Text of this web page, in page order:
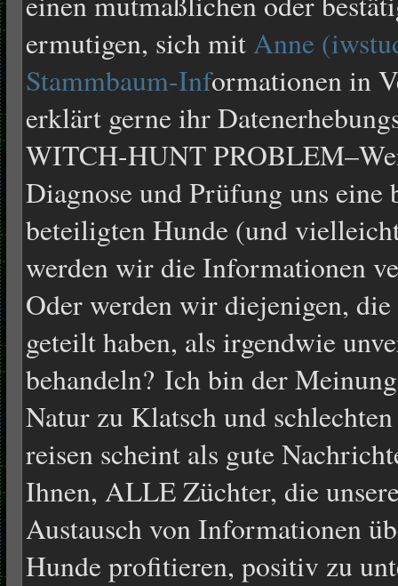
ermutigen, sich mitAnne
Stammbaum-Informationen in
erklärt gerne ihr
WITCH-HUNT
Diagnose und Prüfung uns
beteiligten Hunde (und
werden wir die Informationen
Oder werden wir diejenigen,
geteilt haben, als irgendwie
behandeln? Ich bin der
Natur zu Klatsch und
reisen scheint als gute
Ihnen, ALLE Züchter, die
Austausch von Informationen
Hunde profitieren, positiv zu